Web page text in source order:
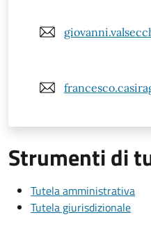
Strumenti di
Tutela amministrativa
Tutela giurisdizionale